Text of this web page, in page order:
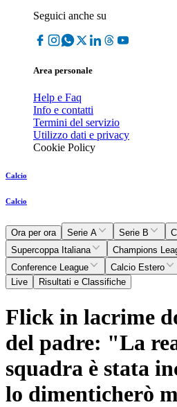
Seguici anche su
Area personale
Help e Faq
Info e contatti
Termini del servizio
Utilizzo dati e privacy
Cookie Policy
Calcio
Calcio
Ora per ora Serie A Serie B
Supercoppa Italiana
Champions
Conference League
Calcio Estero
Live
Risultati e Classifiche
Flick in lacrime
del padre: "La
squadra è stata
lo dimenticherò